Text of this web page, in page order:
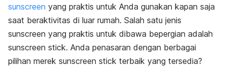
sunscreen yang praktis untuk Anda gunakan kapan saja
saat beraktivitas di luar rumah. Salah satu jenis
sunscreen yang praktis untuk dibawa bepergian adalah
sunscreen stick. Anda penasaran dengan berbagai
pilihan merek sunscreen stick terbaik yang tersedia?